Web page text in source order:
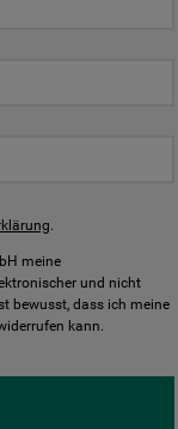
Kontakt
.
meine
und nicht
bewusst, dass ich meine
kann.